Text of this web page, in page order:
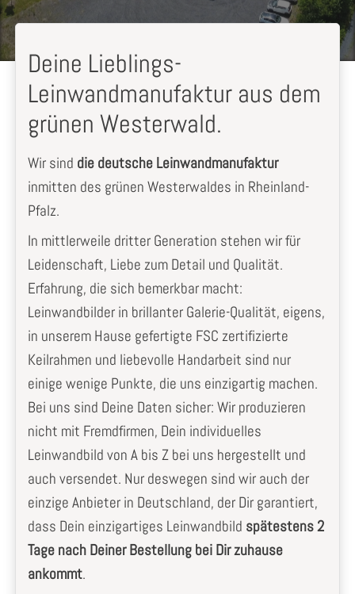
Deine Lieblings-
Leinwandmanufaktur aus dem
grünen Westerwald.
Wir sind die deutsche Leinwandmanufaktur
inmitten des grünen Westerwaldes in Rheinland-
Pfalz.
In mittlerweile dritter Generation stehen wir für
Leidenschaft, Liebe zum Detail und Qualität.
Erfahrung, die sich bemerkbar macht:
Leinwandbilder in brillanter Galerie-Qualität, eigens,
in unserem Hause gefertigte FSC zertifizierte
Keilrahmen und liebevolle Handarbeit sind nur
einige wenige Punkte, die uns einzigartig machen.
Bei uns sind Deine Daten sicher: Wir produzieren
nicht mit Fremdfirmen, Dein individuelles
Leinwandbild von A bis Z bei uns hergestellt und
auch versendet. Nur deswegen sind wir auch der
einzige Anbieter in Deutschland, der Dir garantiert,
dass Dein einzigartiges Leinwandbild spätestens 2
Tage nach Deiner Bestellung bei Dir zuhause
ankommt.